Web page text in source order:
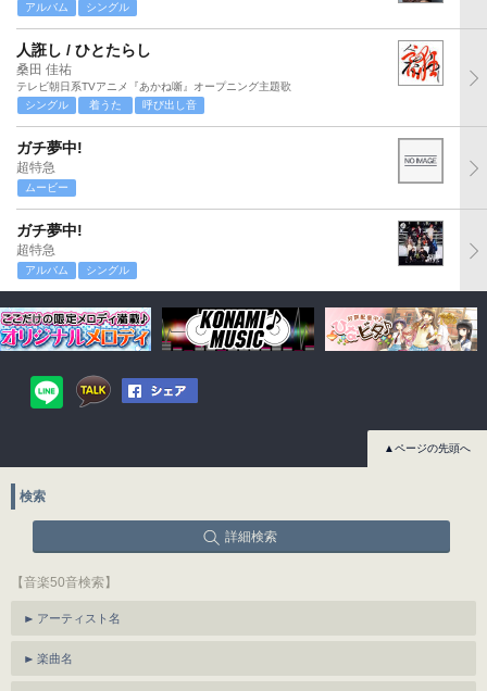
アルバム シングル
人誑し / ひとたらし
桑田 佳祐
テレビ朝日系TVアニメ『あかね噺』オープニング主題歌
シングル
着うた 呼び出し音
ガチ夢中!
超特急
ムービー
ガチ夢中!
超特急
アルバム シングル
▲ページの先頭へ
検索
詳細検索
【音楽50音検索】
アーティスト名
楽曲名